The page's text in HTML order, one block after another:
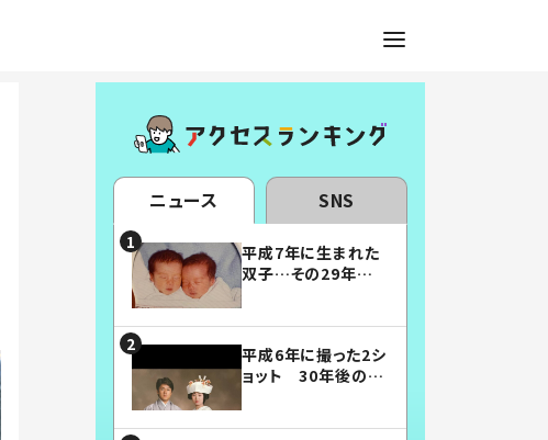
ニュース SNS
平成7年に生まれた
双子…その29年後
平成6年に撮った2シ
ョット 30年後の姿